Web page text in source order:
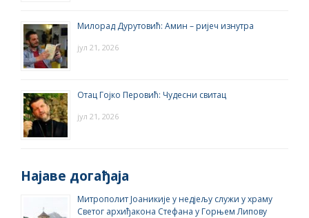
Милорад Дурутовић: Амин – ријеч изнутра
јул 21, 2026
Отац Гојко Перовић: Чудесни свитац
јул 21, 2026
Најаве догађаја
Митрополит Јоаникије у недјељу служи у храму
Светог архиђакона Стефана у Горњем Липову